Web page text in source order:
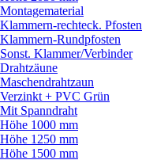
Montagematerial
Klammern-rechteck. Pfosten
Klammern-Rundpfosten
Sonst. Klammer/Verbinder
Drahtzäune
Maschendrahtzaun
Verzinkt + PVC Grün
Mit Spanndraht
Höhe 1000 mm
Höhe 1250 mm
Höhe 1500 mm